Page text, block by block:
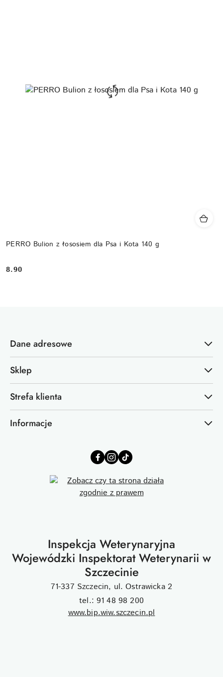
PERRO Bulion z łososiem dla Psa i Kota 140 g
Cena:
8.90
Dane adresowe
Sklep
Strefa klienta
Informacje
Inspekcja Weterynaryjna
Wojewódzki Inspektorat Weterynarii w
Szczecinie
71-337 Szczecin, ul. Ostrawicka 2
tel.: 91 48 98 200
www.bip.wiw.szczecin.pl